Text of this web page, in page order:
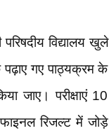
विद्यालय खुले
गए पाठ्यक्रम के
जाए। परीक्षाएं 10
फाइनल रिजल्ट में जोड़े